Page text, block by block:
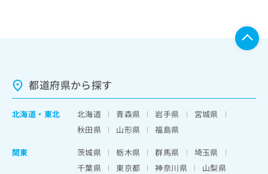
都道府県から探す
北海道 ・ 東北 北海道 青森県 岩手県
宮城県
秋田県
山形県
福島県
関東
茨城県 栃木県 群馬県
埼玉県
千葉県
東京都 神奈川県
山梨県